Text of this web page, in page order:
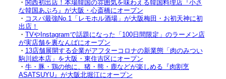
・ 関西初出店！本場韓国の雰囲気を味わえる韓国料理店『小さ
な韓国あぷろ』が大阪・心斎橋にオープン
・ コスパ最強No.1「レモホル酒場」が大阪梅田・お初天神に初
出店！
・ TVやInstagramで話題になった「100日間限定」のラーメン店
が実店舗を裏なんばにオープン
・ 13店舗展開する企業がアフターコロナの新業態「肉のみつい
駒川総本店」を大阪・東住吉区にオープン
・ 牛・豚・鶏の他に、猪・熊・鹿などが楽しめる『肉割烹
ASATSUYU』が大阪北堀江にオープン